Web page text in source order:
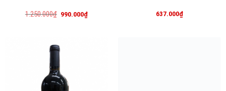
1.250.000₫ Giá
gốc
990.000₫Giá
637.000₫